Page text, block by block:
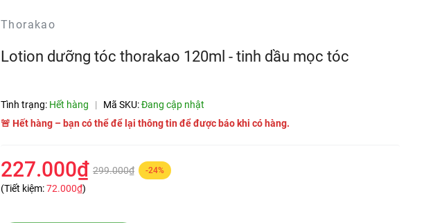
Thorakao
Lotion dưỡng tóc thorakao 120ml - tinh dầu mọc tóc
Tình trạng: Hết hàng | Mã SKU:Đang cập nhật
🚨 Hết hàng – bạn có thể để lại thông tin để được báo khi có hàng.
227.000₫ 299.000₫ -24%
(Tiết kiệm:72.000₫)